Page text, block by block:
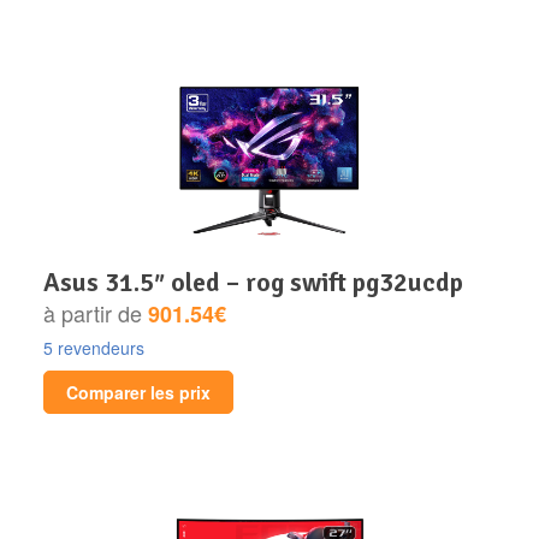
asus 31.5″ oled – rog swift pg32ucdp
à partir de901.54€
5 revendeurs
Comparer les prix